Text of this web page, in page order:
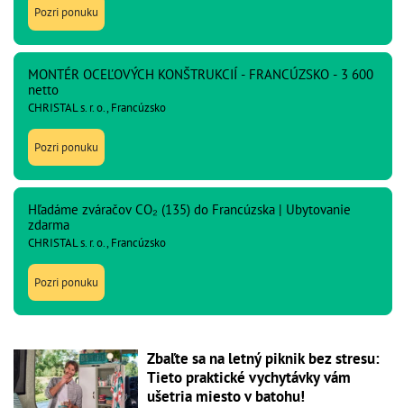
Pozri ponuku
MONTÉR OCEĽOVÝCH KONŠTRUKCIÍ - FRANCÚZSKO - 3 600
netto
CHRISTAL s. r. o., Francúzsko
Pozri ponuku
Hľadáme zváračov CO₂ (135) do Francúzska | Ubytovanie
zdarma
CHRISTAL s. r. o., Francúzsko
Pozri ponuku
Zbaľte sa na letný piknik bez stresu:
Tieto praktické vychytávky vám
ušetria miesto v batohu!